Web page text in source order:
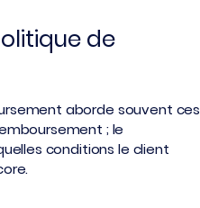
de
aborde souvent ces
; le
conditions le client